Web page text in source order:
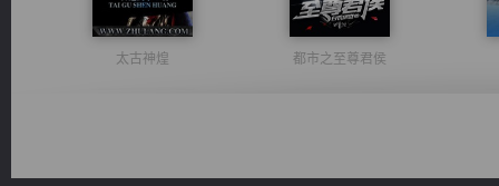
太古神煌 都市之至尊君侯